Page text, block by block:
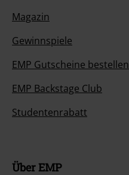
Magazin
Gewinnspiele
EMP Gutscheine bestellen
EMP Backstage Club
Studentenrabatt
Über EMP